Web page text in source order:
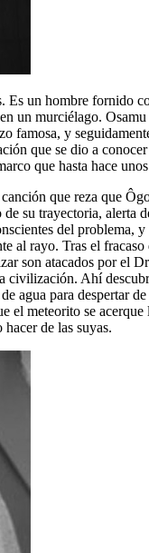
un hombre fornido
un murciélago.
famosa, y
que se dio a
que hasta hace
que reza que
su trayectoria,
del
al rayo. Tras el
son atacados por el
Ahí
agua para
meteorito se
de las suyas.